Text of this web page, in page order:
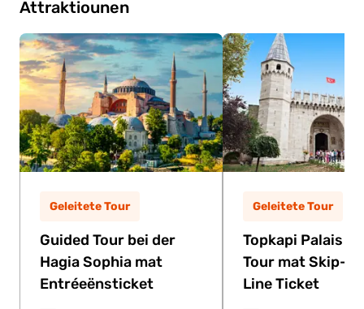
Attraktiounen
Geleitete Tour
Guided Tour bei der
Hagia Sophia mat
Entréeënsticket
Geleitete Tour
Topkapi Palais
Tour mat Skip-
Line Ticket